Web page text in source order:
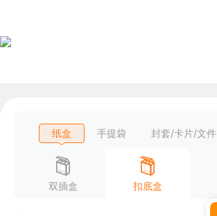
纸盒 手提袋 封套/卡片/文件
双插盒 扣底盒